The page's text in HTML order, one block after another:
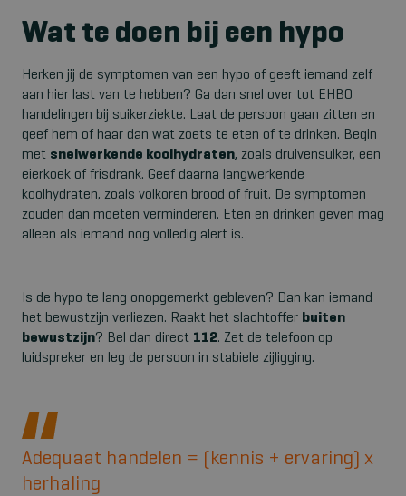
Wat te doen bij een hypo
Herken jij de symptomen van een hypo of geeft iemand zelf
aan hier last van te hebben? Ga dan snel over tot EHBO
handelingen bij suikerziekte. Laat de persoon gaan zitten en
geef hem of haar dan wat zoets te eten of te drinken. Begin
met snelwerkende koolhydraten, zoals druivensuiker, een
eierkoek of frisdrank. Geef daarna langwerkende
koolhydraten, zoals volkoren brood of fruit. De symptomen
zouden dan moeten verminderen. Eten en drinken geven mag
alleen als iemand nog volledig alert is.
Is de hypo te lang onopgemerkt gebleven? Dan kan iemand
het bewustzijn verliezen. Raakt het slachtoffer buiten
bewustzijn? Bel dan direct 112. Zet de telefoon op
luidspreker en leg de persoon in stabiele zijligging.
Adequaat handelen = (kennis + ervaring) x
herhaling